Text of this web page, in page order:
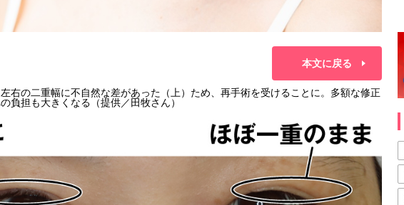
本文に戻る
右の二重幅に不自然な差があった（上）ため、再手術を受けることに。多額な修正
負担も大きくなる（提供／田牧さん）